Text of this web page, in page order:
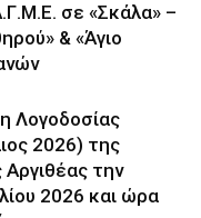
σε «Σκάλα» –
& «Άγιο
Λογοδοσίας
2026) της
την
2026 και ώρα